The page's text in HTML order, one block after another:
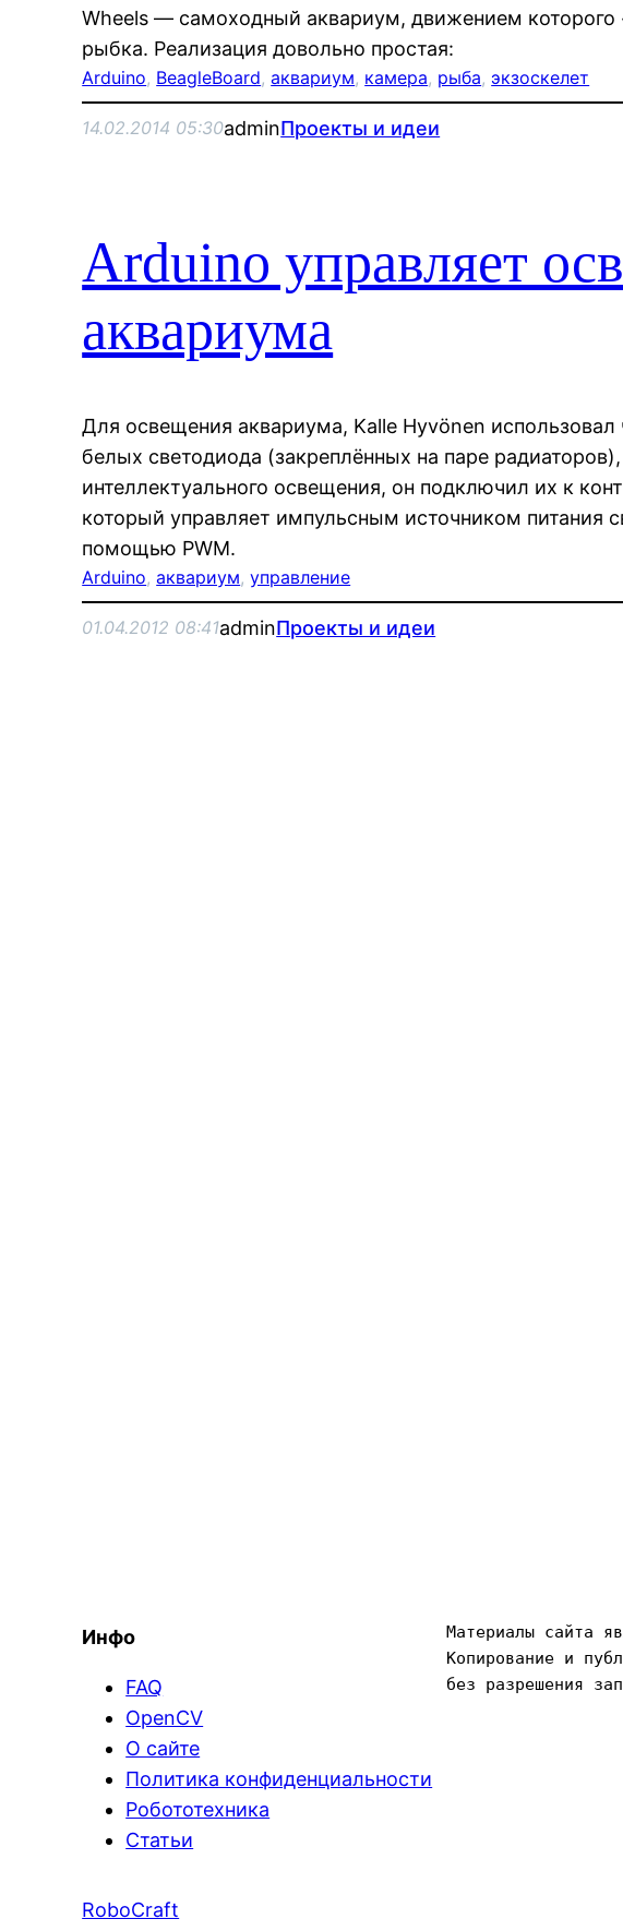
Wheels — самоходный аквариум, движением которого
рыбка. Реализация довольно простая:
Arduino, BeagleBoard, аквариум, камера, рыба, экзоскелет
14.02.2014 05:30adminПроекты и идеи
Arduino управляет
аквариума
Для освещения аквариума, Kalle Hyvönen
белых светодиода (закреплённых на паре
интеллектуального освещения, он подключил их к
который управляет импульсным источником питания
помощью PWM.
Arduino, аквариум, управление
01.04.2012 08:41adminПроекты и идеи
Инфо
FAQ
OpenCV
О сайте
Политика конфиденциальности
Робототехника
Статьи
Материалы сайта
Копирование и
без разрешения
RoboCraft